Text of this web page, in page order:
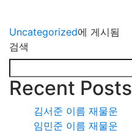
Uncategorized에 게시됨
검색
Recent Posts
김서준 이름 재물운
임민준 이름 재물운